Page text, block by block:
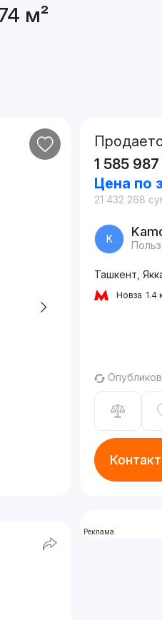
м²
1 585
Цена по
21 432 268
K
Ташкент,
Новза 1.4
Реклама